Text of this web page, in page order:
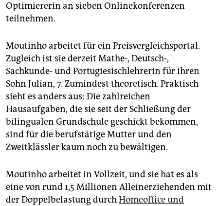
epaper login
Optimiererin an sieben Onlinekonferenzen
teilnehmen.
Moutinho arbeitet für ein Preisvergleichsportal.
Zugleich ist sie derzeit Mathe-, Deutsch-,
Sachkunde- und Portugiesischlehrerin für ihren
Sohn Julian, 7. Zumindest theoretisch. Praktisch
sieht es anders aus: Die zahlreichen
Hausaufgaben, die sie seit der Schließung der
bilingualen Grundschule geschickt bekommen,
sind für die berufstätige Mutter und den
Zweitklässler kaum noch zu bewältigen.
Moutinho arbeitet in Vollzeit, und sie hat es als
eine von rund 1,5 Mil­lio­nen Alleinerziehenden mit
der Doppelbelastung durchHomeoffice und